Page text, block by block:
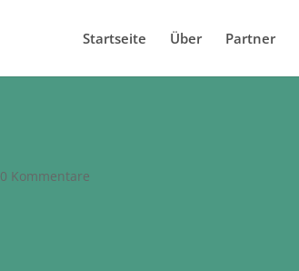
Startseite Über Partner
0 Kommentare